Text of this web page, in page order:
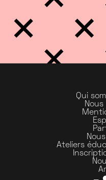
Qui
Ateliers